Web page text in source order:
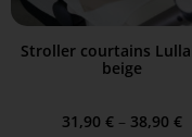
Stroller courtains
beige
31,90 € – 38,90 €